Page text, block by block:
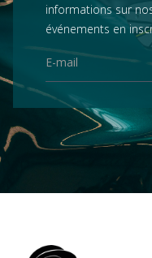
informations sur
événements en